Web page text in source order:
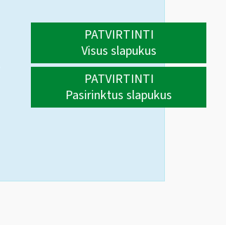
PATVIRTINTI
Visus slapukus
PATVIRTINTI
Pasirinktus slapukus